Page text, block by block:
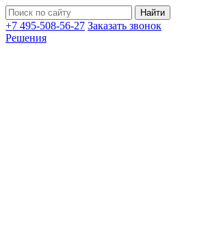
+7 495-508-56-27 Заказать звонок
Решения